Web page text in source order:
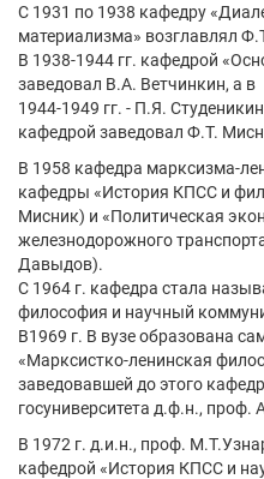
С 1931 по 1938 кафедру
материализма» возглавлял
В 1938-1944 гг. кафедрой
заведовал В.А. Ветчинкин, а в
1944-1949 гг. - П.Я.
кафедрой заведовал Ф.Т.
В 1958 кафедра марксизма-
кафедры «История КПСС и
Мисник) и «Политическая
железнодорожного
Давыдов).
С 1964 г. кафедра стала
философия и научный
В1969 г. В вузе образована
«Марксистко-ленинская
заведовавшей до этого
госуниверситета д.ф.н., проф.
В 1972 г. д.и.н., проф.
кафедрой «История КПСС и